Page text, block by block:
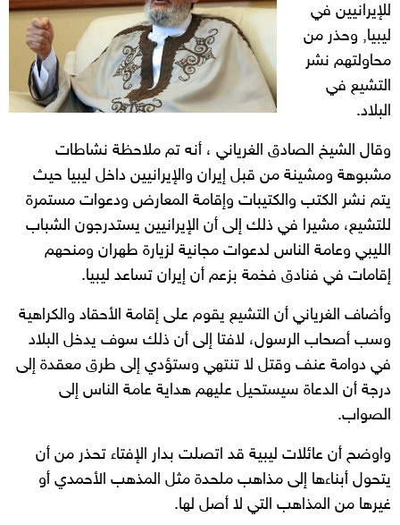
للإيرانيين في
ليبيا, وحذر من
محاولتهم نشر
التشيع في
البلاد.
وقال الشيخ الصادق الغرياني ، أنه تم ملاحظة نشاطات
مشبوهة ومشينة من قبل إيران والإيرانيين داخل ليبيا حيث
يتم نشر الكتب والكتيبات وإقامة المعارض ودعوات مستمرة
للتشيع، مشيرا في ذلك إلى أن الإيرانيين يستدرجون الشباب
الليبي وعامة الناس لدعوات مجانية لزيارة طهران ومنحهم
إقامات في فنادق فخمة بزعم أن إيران تساعد ليبيا.
وأضاف الغرياني أن التشيع يقوم على إقامة الأحقاد والكراهية
وسب أصحاب الرسول، لافتا إلى أن ذلك سوف يدخل البلاد
في دوامة عنف وقتل لا تنتهي وستؤدي إلى طرق معقدة إلى
درجة أن الدعاة سيستحيل عليهم هداية عامة الناس إلى
الصواب.
واوضح أن عائلات ليبية قد اتصلت بدار الإفتاء تحذر من أن
يتحول أبناءها إلى مذاهب ملحدة مثل المذهب الأحمدي أو
غيرها من المذاهب التي لا أصل لها.